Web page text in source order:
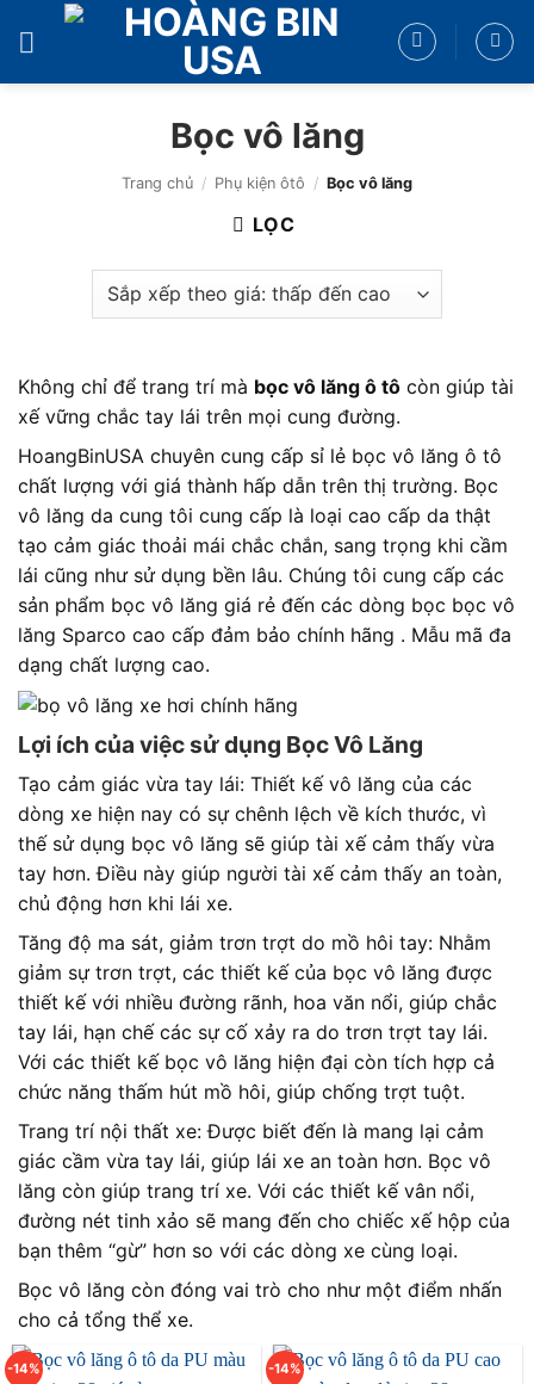
Bọc vô lăng
Trang chủ / Phụ kiện ôtô / Bọc vô lăng
LỌC
Không chỉ để trang trí mà bọc vô lăng ô tô còn giúp tài
xế vững chắc tay lái trên mọi cung đường.
HoangBinUSA chuyên cung cấp sỉ lẻ bọc vô lăng ô tô
chất lượng với giá thành hấp dẫn trên thị trường. Bọc
vô lăng da cung tôi cung cấp là loại cao cấp da thật
tạo cảm giác thoải mái chắc chắn, sang trọng khi cầm
lái cũng như sử dụng bền lâu. Chúng tôi cung cấp các
sản phẩm bọc vô lăng giá rẻ đến các dòng bọc bọc vô
lăng Sparco cao cấp đảm bảo chính hãng . Mẫu mã đa
dạng chất lượng cao.
Lợi ích của việc sử dụng Bọc Vô Lăng
Tạo cảm giác vừa tay lái: Thiết kế vô lăng của các
dòng xe hiện nay có sự chênh lệch về kích thước, vì
thế sử dụng bọc vô lăng sẽ giúp tài xế cảm thấy vừa
tay hơn. Điều này giúp người tài xế cảm thấy an toàn,
chủ động hơn khi lái xe.
Tăng độ ma sát, giảm trơn trợt do mồ hôi tay: Nhằm
giảm sự trơn trợt, các thiết kế của bọc vô lăng được
thiết kế với nhiều đường rãnh, hoa văn nổi, giúp chắc
tay lái, hạn chế các sự cố xảy ra do trơn trợt tay lái.
Với các thiết kế bọc vô lăng hiện đại còn tích hợp cả
chức năng thấm hút mồ hôi, giúp chống trợt tuột.
Trang trí nội thất xe: Được biết đến là mang lại cảm
giác cầm vừa tay lái, giúp lái xe an toàn hơn. Bọc vô
lăng còn giúp trang trí xe. Với các thiết kế vân nổi,
đường nét tinh xảo sẽ mang đến cho chiếc xế hộp của
bạn thêm “gừ” hơn so với các dòng xe cùng loại.
Bọc vô lăng còn đóng vai trò cho như một điểm nhấn
cho cả tổng thể xe.
-14% -14%